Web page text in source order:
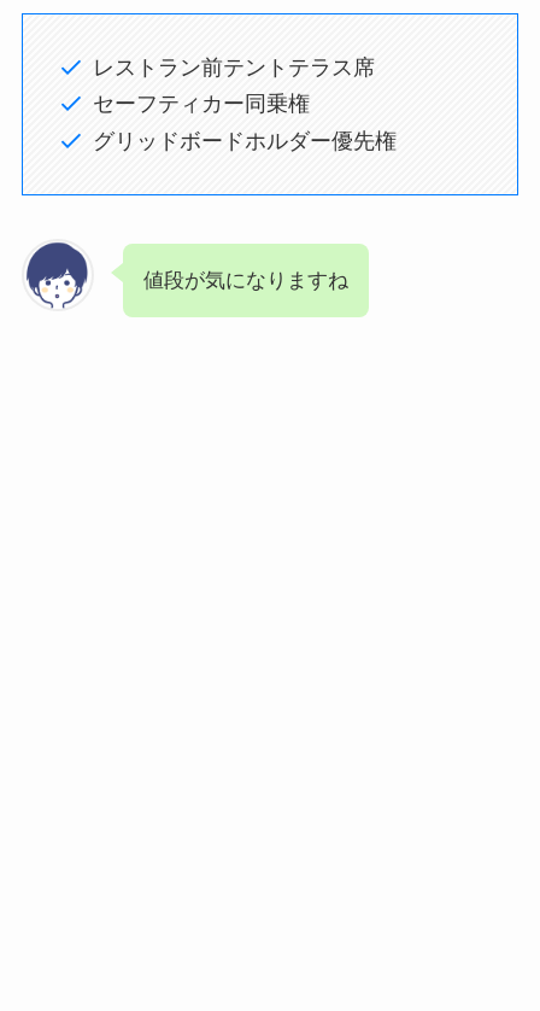
レストラン前テントテラス席
セーフティカー同乗権
グリッドボードホルダー優先権
値段が気になりますね